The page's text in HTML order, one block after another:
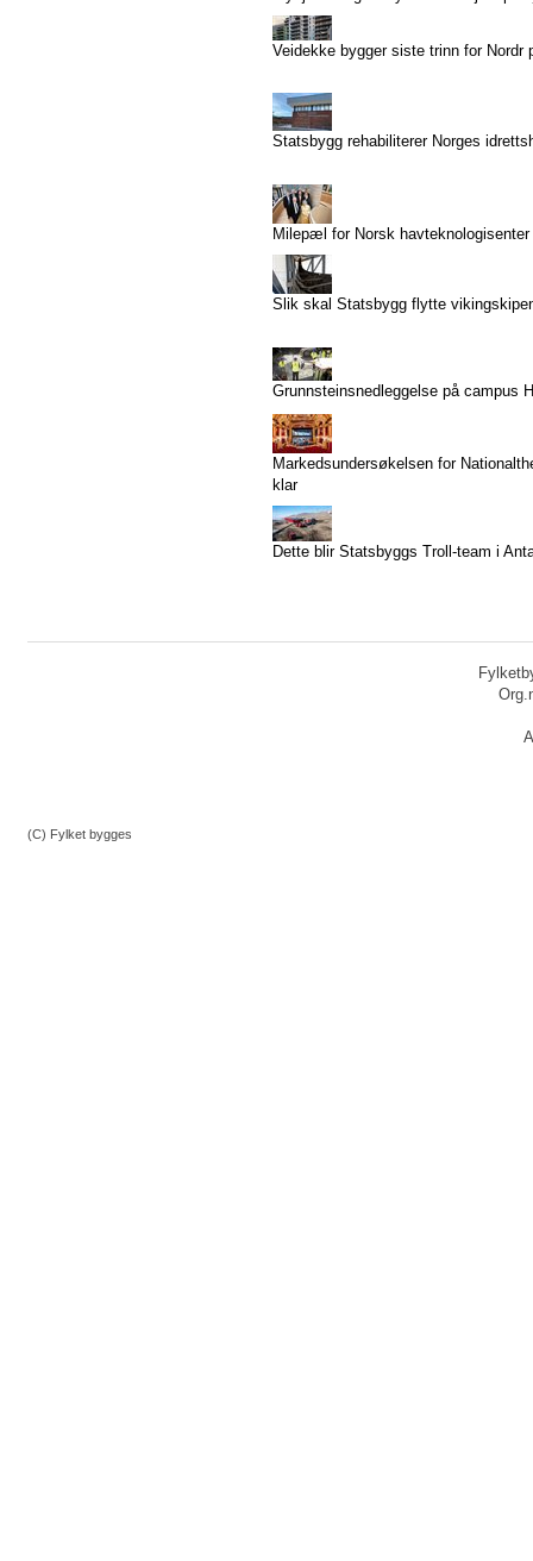
Veidekke bygger siste trinn for Nordr
Statsbygg rehabiliterer Norges
Milepæl for Norsk havteknologisenter
Slik skal Statsbygg flytte
Grunnsteinsnedleggelse på campus
Markedsundersøkelsen for
klar
Dette blir Statsbyggs Troll-team i
(C) Fylket bygges